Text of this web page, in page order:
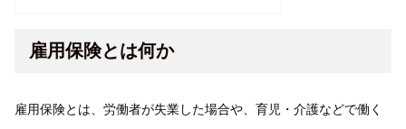
雇用保険とは何か
雇用保険とは、労働者が失業した場合や、育児・介護などで働く